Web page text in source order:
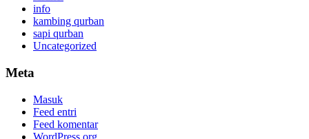
info
kambing qurban
sapi qurban
Uncategorized
Meta
Masuk
Feed entri
Feed komentar
WordPress.org